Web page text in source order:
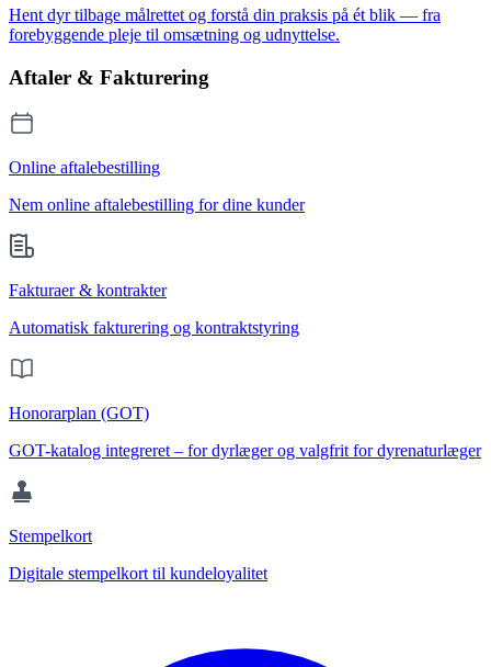
Hent dyr tilbage målrettet og forstå din praksis på ét blik — fra
forebyggende pleje til omsætning og udnyttelse.
Aftaler & Fakturering
Online aftalebestilling
Nem online aftalebestilling for dine kunder
Fakturaer & kontrakter
Automatisk fakturering og kontraktstyring
Honorarplan (GOT)
GOT-katalog integreret – for dyrlæger og valgfrit for dyrenaturlæger
Stempelkort
Digitale stempelkort til kundeloyalitet